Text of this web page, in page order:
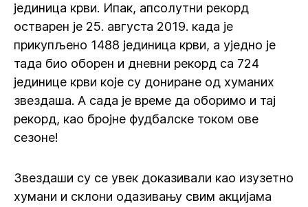
јединица крви. Ипак, апсолутни рекорд
остварен је 25. августа 2019. када је
прикупљено 1488 јединица крви, а уједно је
тада био оборен и дневни рекорд са 724
јединице крви које су дониране од хуманих
звездаша. А сада је време да оборимо и тај
рекорд, као бројне фудбалске током ове
сезоне!
Звездаши су се увек доказивали као изузетно
хумани и склони одазивању свим акцијама